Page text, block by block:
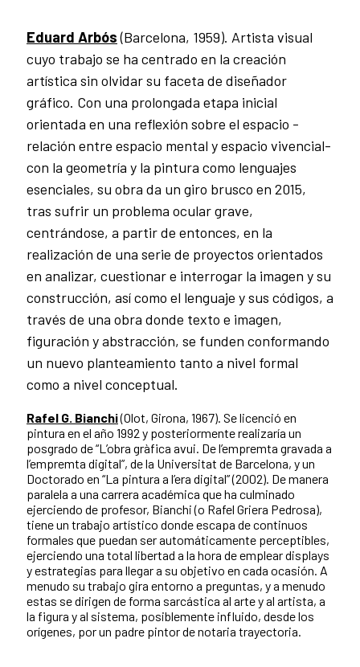
Eduard Arbós(Barcelona, 1959). Artista visual
cuyo trabajo se ha centrado en la creación
artística sin olvidar su faceta de diseñador
gráfico. Con una prolongada etapa inicial
orientada en una reflexión sobre el espacio -
relación entre espacio mental y espacio vivencial-
con la geometría y la pintura como lenguajes
esenciales, su obra da un giro brusco en 2015,
tras sufrir un problema ocular grave,
centrándose, a partir de entonces, en la
realización de una serie de proyectos orientados
en analizar, cuestionar e interrogar la imagen y su
construcción, así como el lenguaje y sus códigos, a
través de una obra donde texto e imagen,
figuración y abstracción, se funden conformando
un nuevo planteamiento tanto a nivel formal
como a nivel conceptual.
Rafel G. Bianchi(Olot, Girona, 1967). Se licenció en
pintura en el año 1992 y posteriormente realizaría un
posgrado de “L’obra gràfica avui. De l’empremta gravada a
l’empremta digital”, de la Universitat de Barcelona, y un
Doctorado en “La pintura a l’era digital” (2002). De manera
paralela a una carrera académica que ha culminado
ejerciendo de profesor, Bianchi (o Rafel Griera Pedrosa),
tiene un trabajo artístico donde escapa de continuos
formales que puedan ser automáticamente perceptibles,
ejerciendo una total libertad a la hora de emplear displays
y estrategias para llegar a su objetivo en cada ocasión. A
menudo su trabajo gira entorno a preguntas, y a menudo
estas se dirigen de forma sarcástica al arte y al artista, a
la figura y al sistema, posiblemente influido, desde los
orígenes, por un padre pintor de notaria trayectoria.